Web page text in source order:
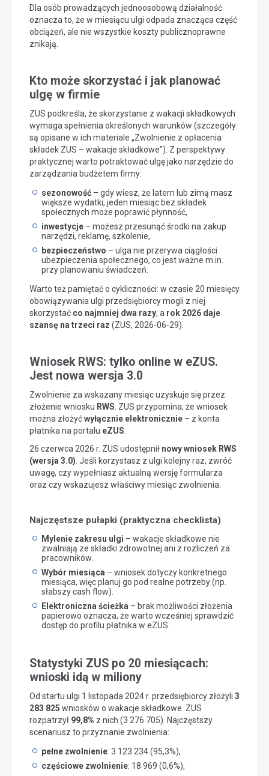
Dla osób prowadzących jednoosobową działalność
oznacza to, że w miesiącu ulgi odpada znacząca część
obciążeń, ale nie wszystkie koszty publicznoprawne
znikają.
Kto może skorzystać i jak planować
ulgę w firmie
ZUS podkreśla, że skorzystanie z wakacji składkowych
wymaga spełnienia określonych warunków (szczegóły
są opisane w ich materiale „Zwolnienie z opłacenia
składek ZUS – wakacje składkowe”). Z perspektywy
praktycznej warto potraktować ulgę jako narzędzie do
zarządzania budżetem firmy:
sezonowość– gdy wiesz, że latem lub zimą masz
większe wydatki, jeden miesiąc bez składek
społecznych może poprawić płynność,
inwestycje– możesz przesunąć środki na zakup
narzędzi, reklamę, szkolenie,
bezpieczeństwo – ulga nie przerywa ciągłości
ubezpieczenia społecznego, co jest ważne m.in.
przy planowaniu świadczeń.
Warto też pamiętać o cykliczności: w czasie 20 miesięcy
obowiązywania ulgi przedsiębiorcy mogli z niej
skorzystać co najmniej dwa razy, a rok 2026 daje
szansę na trzeci raz (ZUS, 2026-06-29).
Wniosek RWS: tylko online w eZUS.
Jest nowa wersja 3.0
Zwolnienie za wskazany miesiąc uzyskuje się przez
złożenie wniosku RWS . ZUS przypomina, że wniosek
można złożyćwyłącznie elektronicznie– z konta
płatnika na portalu eZUS
26 czerwca 2026 r. ZUS udostępnił nowy wniosek RWS
(wersja 3.0) . Jeśli korzystasz z ulgi kolejny raz, zwróć
uwagę, czy wypełniasz aktualną wersję formularza
oraz czy wskazujesz właściwy miesiąc zwolnienia.
Najczęstsze pułapki (praktyczna checklista)
Mylenie zakresu ulgi – wakacje składkowe nie
zwalniają ze składki zdrowotnej ani z rozliczeń za
pracowników.
Wybór miesiąca – wniosek dotyczy konkretnego
miesiąca, więc planuj go pod realne potrzeby (np.
słabszy cash flow).
Elektroniczna ścieżka – brak możliwości złożenia
papierowo oznacza, że warto wcześniej sprawdzić
dostęp do profilu płatnika w eZUS.
Statystyki ZUS po 20 miesiącach:
wnioski idą w miliony
Od startu ulgi 1 listopada 2024 r. przedsiębiorcy złożyli 3
283 825 wniosków o wakacje składkowe. ZUS
rozpatrzył 99,8% z nich (3 276 705). Najczęstszy
scenariusz to przyznanie zwolnienia:
pełne zwolnienie: 3 123 234 (95,3%),
częściowe zwolnienie: 18 969 (0,6%),